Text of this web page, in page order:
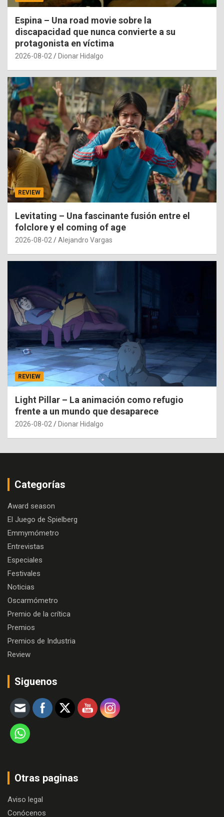
Espina – Una road movie sobre la
discapacidad que nunca convierte a su
protagonista en víctima
2026-08-02 Dionar Hidalgo
REVIEW
Levitating – Una fascinante fusión entre el
folclore y el coming of age
2026-08-02 Alejandro Vargas
REVIEW
Light Pillar – La animación como refugio
frente a un mundo que desaparece
2026-08-02 Dionar Hidalgo
Categorías
Award season
El Juego de Spielberg
Emmymómetro
Entrevistas
Especiales
Festivales
Noticias
Oscarmómetro
Premio de la crítica
Premios
Premios de Industria
Review
Siguenos
Otras paginas
Aviso legal
Conócenos